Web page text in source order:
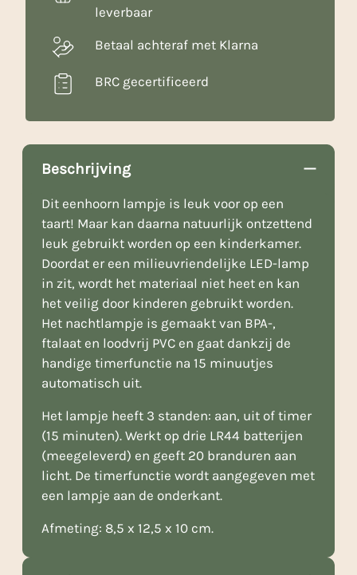
leverbaar
Betaal achteraf met Klarna
BRC gecertificeerd
Beschrijving
Dit eenhoorn lampje is leuk voor op een
taart! Maar kan daarna natuurlijk ontzettend
leuk gebruikt worden op een kinderkamer.
Doordat er een milieuvriendelijke LED-lamp
in zit, wordt het materiaal niet heet en kan
het veilig door kinderen gebruikt worden.
Het nachtlampje is gemaakt van BPA-,
ftalaat en loodvrij PVC en gaat dankzij de
handige timerfunctie na 15 minuutjes
automatisch uit.
Het lampje heeft 3 standen: aan, uit of timer
(15 minuten). Werkt op drie LR44 batterijen
(meegeleverd) en geeft 20 branduren aan
licht. De timerfunctie wordt aangegeven met
een lampje aan de onderkant.
Afmeting: 8,5 x 12,5 x 10 cm.